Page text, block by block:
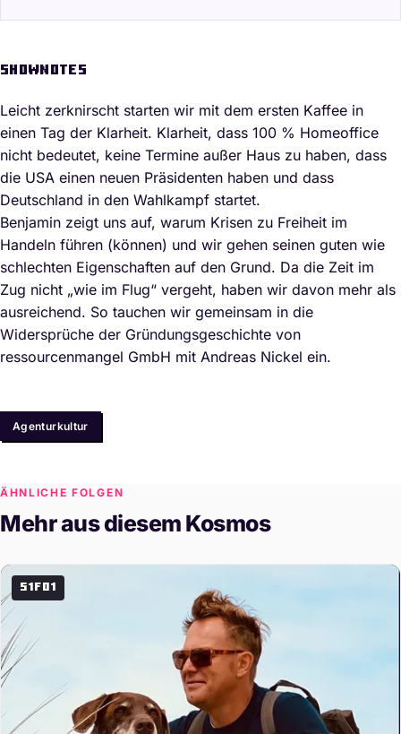
SHOWNOTES
Leicht zerknirscht starten wir mit dem ersten Kaffee in
einen Tag der Klarheit. Klarheit, dass 100 % Homeoffice
nicht bedeutet, keine Termine außer Haus zu haben, dass
die USA einen neuen Präsidenten haben und dass
Deutschland in den Wahlkampf startet.
Benjamin zeigt uns auf, warum Krisen zu Freiheit im
Handeln führen (können) und wir gehen seinen guten wie
schlechten Eigenschaften auf den Grund. Da die Zeit im
Zug nicht „wie im Flug“ vergeht, haben wir davon mehr als
ausreichend. So tauchen wir gemeinsam in die
Widersprüche der Gründungsgeschichte von
ressourcenmangel GmbH mit Andreas Nickel ein.
Themen
Agenturkultur
ÄHNLICHE FOLGEN
Mehr aus diesem Kosmos
S1F01